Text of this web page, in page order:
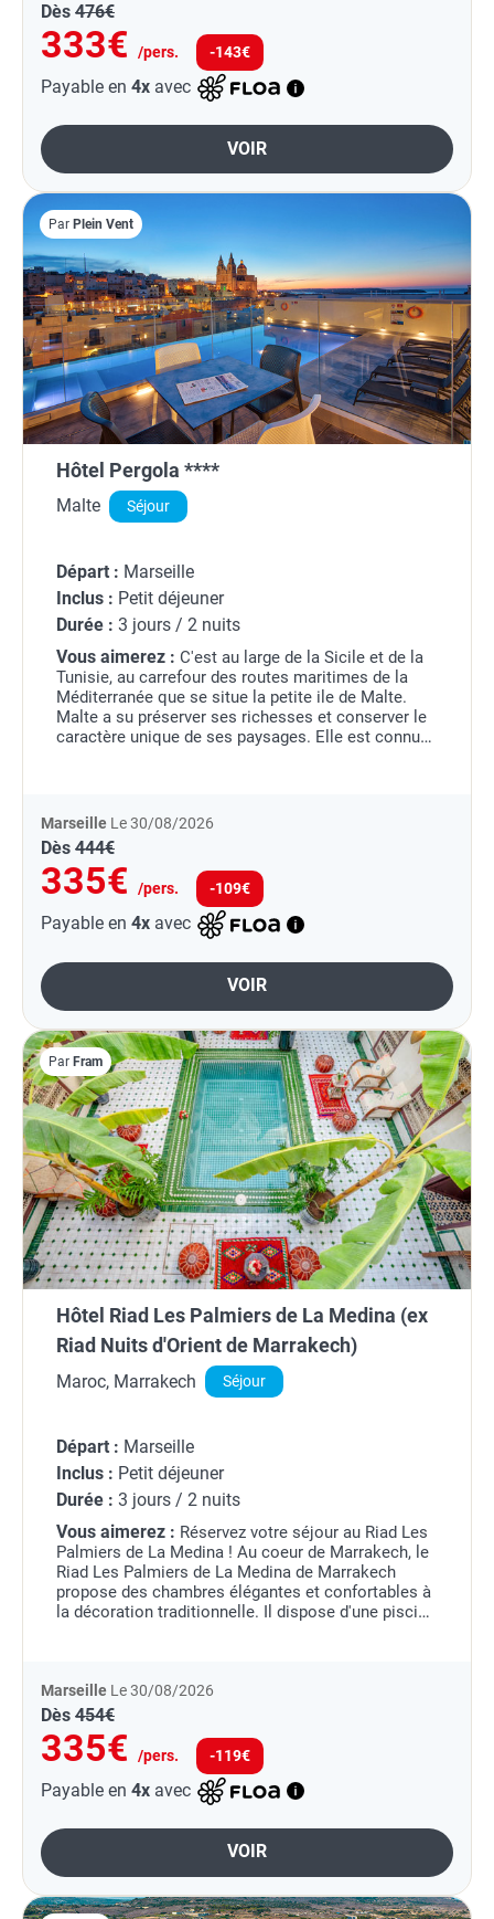
Dès 476€
333€ /pers. -143€
Payable en 4x avec
VOIR
Par Plein Vent
Hôtel Pergola ****
Malte Séjour
Départ : Marseille
Inclus : Petit déjeuner
Durée : 3 jours / 2 nuits
Vous aimerez : C'est au large de la Sicile et de la
Tunisie, au carrefour des routes maritimes de la
Méditerranée que se situe la petite ile de Malte.
Malte a su préserver ses richesses et conserver le
caractère unique de ses paysages. Elle est connue
Marseille Le 30/08/2026
Dès 444€
335€ /pers. -109€
Payable en 4x avec
VOIR
Par Fram
Hôtel Riad Les Palmiers de La Medina (ex
Riad Nuits d'Orient de Marrakech)
Maroc, Marrakech Séjour
Départ : Marseille
Inclus : Petit déjeuner
Durée : 3 jours / 2 nuits
Vous aimerez : Réservez votre séjour au Riad Les
Palmiers de La Medina ! Au coeur de Marrakech, le
Riad Les Palmiers de La Medina de Marrakech
propose des chambres élégantes et confortables à
la décoration traditionnelle. Il dispose d'une piscine
Marseille Le 30/08/2026
Dès 454€
335€ /pers. -119€
Payable en 4x avec
VOIR